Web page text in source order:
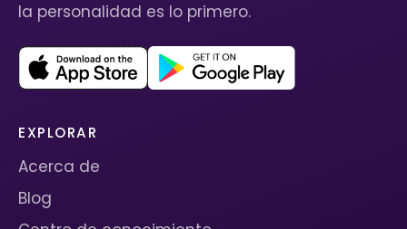
la personalidad es lo primero.
EXPLORAR
Acerca de
Blog